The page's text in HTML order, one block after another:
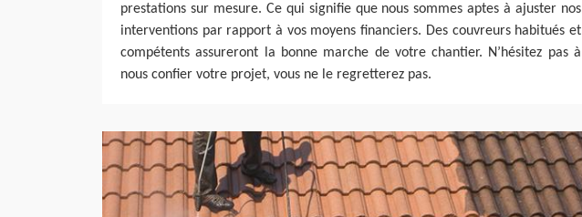
prestations sur mesure. Ce qui signifie que nous sommes aptes à ajuster nos
interventions par rapport à vos moyens financiers. Des couvreurs habitués et
compétents assureront la bonne marche de votre chantier. N’hésitez pas à
nous confier votre projet, vous ne le regretterez pas.